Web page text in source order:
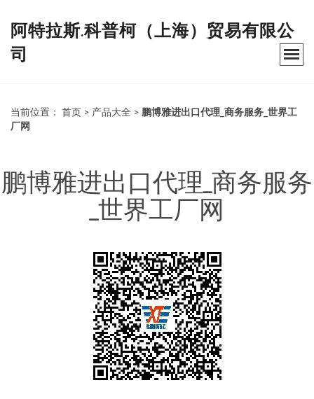
阿特拉斯.科普柯（上海）贸易有限公
司
当前位置： 首页 > 产品大全 > 鹏博雅进出口代理_商务服务_世界工
厂网
鹏博雅进出口代理_商务服务
_世界工厂网